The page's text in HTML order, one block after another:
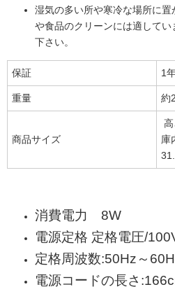
湿気の多い所や寒冷な場所に
や食品のクリーンには適して
下さい。
保証 1
重量 約
商品サイズ
庫
消費電力 8W
電源定格 定格電圧/
定格周波数:50Hz～
電源コードの長さ